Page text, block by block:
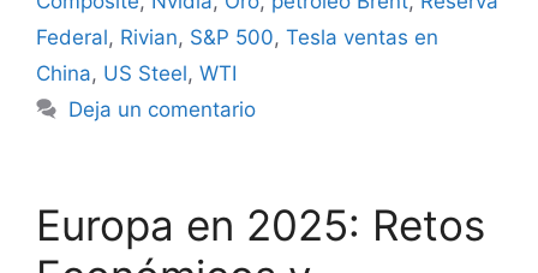
Federal, Rivian, S&P 500, Tesla ventas en
China, US Steel, WTI
Deja un comentario
Europa en 2025: Retos